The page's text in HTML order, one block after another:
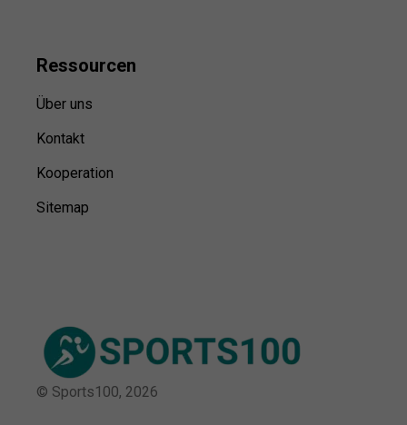
Ressourcen
Über uns
Kontakt
Kooperation
Sitemap
© Sports100, 2026